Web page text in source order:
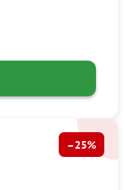
–25%